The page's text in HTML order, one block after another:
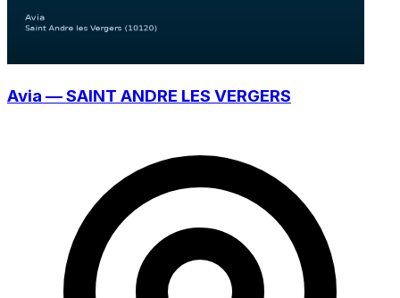
Avia — SAINT ANDRE LES VERGERS